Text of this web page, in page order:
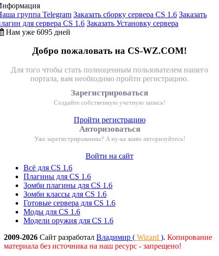
группа Telegram Заказать сборку сервера CS 1.6 Заказать
для сервера CS 1.6 Заказать Установку сервера
Нам уже 6095 дней
Добро пожаловать на CS-WZ.COM!
Для того чтобы стать полноценным пользователем нашего
портала, вам необходимо пройти регистрацию.
Зарегистрироваться
Создайте собственную учетную запись!
Пройти регистрацию
Авторизоваться
Уже зарегистрированны? А ну-ка живо авторизуйтесь!
Войти на сайт
Всё для CS 1.6
Плагины для CS 1.6
Зомби плагины для CS 1.6
Зомби классы для CS 1.6
Готовые сервера для CS 1.6
Моды для CS 1.6
Модели оружия для CS 1.6
2009-2026 Сайт разработал Владимир ( Wizard ). Копирование
материала без источника на наш ресурс - запрещено!